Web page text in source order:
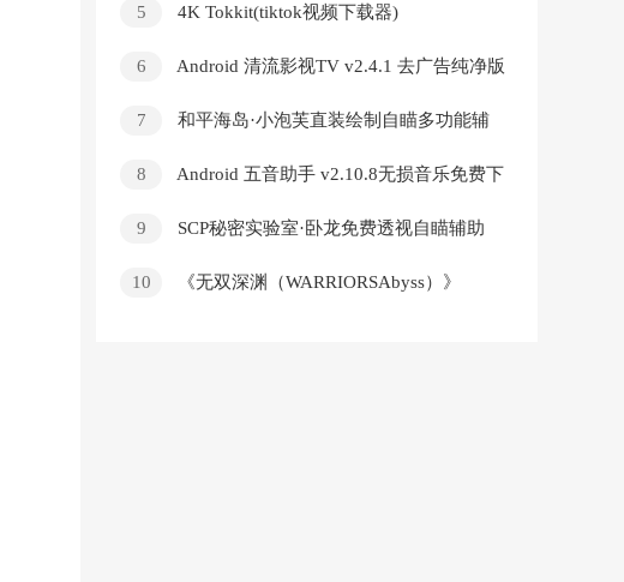
5
4K Tokkit(tiktok视频下载器)
6
Android 清流影视TV v2.4.1 去广告纯净版
7
和平海岛·小泡芙直装绘制自瞄多功能辅
8
Android 五音助手 v2.10.8无损音乐免费下
9
SCP秘密实验室·卧龙免费透视自瞄辅助
10
《无双深渊（WARRIORSAbyss）》